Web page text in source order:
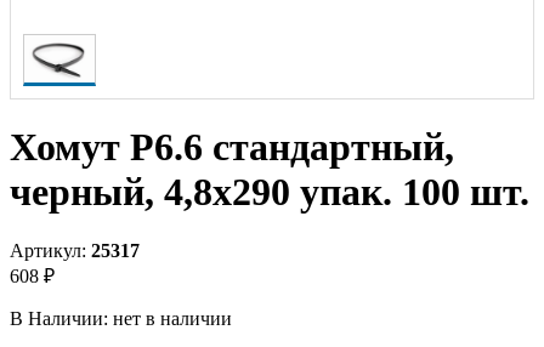
Хомут P6.6 стандартный,
черный, 4,8x290 упак. 100 шт.
Артикул: 25317
608 ₽
В Наличии: нет в наличии